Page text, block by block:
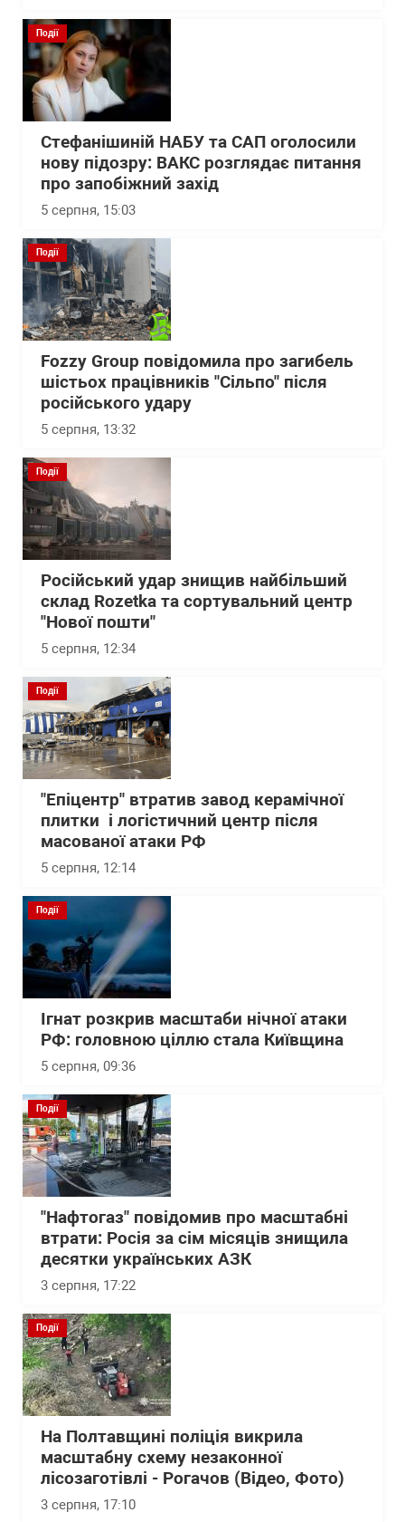
Події
Стефанішиній НАБУ та САП оголосили
нову підозру: ВАКС розглядає питання
про запобіжний захід
5 серпня, 15:03
Події
Fozzy Group повідомила про загибель
шістьох працівників "Сільпо" після
російського удару
5 серпня, 13:32
Події
Російський удар знищив найбільший
склад Rozetka та сортувальний центр
"Нової пошти"
5 серпня, 12:34
Події
"Епіцентр" втратив завод керамічної
плитки і логістичний центр після
масованої атаки РФ
5 серпня, 12:14
Події
Ігнат розкрив масштаби нічної атаки
РФ: головною ціллю стала Київщина
5 серпня, 09:36
Події
"Нафтогаз" повідомив про масштабні
втрати: Росія за сім місяців знищила
десятки українських АЗК
3 серпня, 17:22
Події
На Полтавщині поліція викрила
масштабну схему незаконної
лісозаготівлі - Рогачов (Відео, Фото)
3 серпня, 17:10